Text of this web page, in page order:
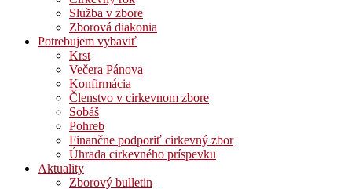
Služba v zbore
Zborová diakonia
Potrebujem vybaviť
Krst
Večera Pánova
Konfirmácia
Členstvo v cirkevnom zbore
Sobáš
Pohreb
Finančne podporiť cirkevný zbor
Úhrada cirkevného príspevku
Aktuality
Zborový bulletin